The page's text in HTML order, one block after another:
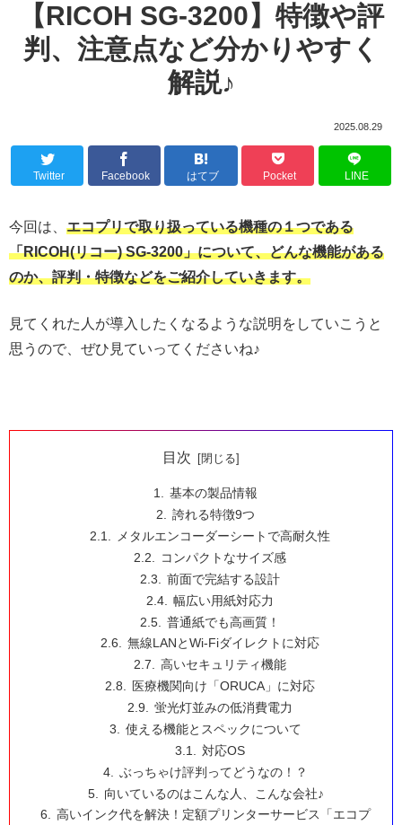
【RICOH SG-3200】特徴や評
判、注意点など分かりやすく
解説♪
2025.08.29
Twitter Facebook はてブ Pocket LINE
今回は、 エコプリで取り扱っている機種の１つである
「RICOH(リコー) SG-3200」について、どんな機能がある
のか、評判・特徴などをご紹介していきます。
見てくれた人が導入したくなるような説明をしていこうと
思うので、ぜひ見ていってくださいね♪
目次
基本の製品情報
誇れる特徴9つ
メタルエンコーダーシートで高耐久性
コンパクトなサイズ感
前面で完結する設計
幅広い用紙対応力
普通紙でも高画質！
無線LANとWi-Fiダイレクトに対応
高いセキュリティ機能
医療機関向け「ORUCA」に対応
蛍光灯並みの低消費電力
使える機能とスペックについて
対応OS
ぶっちゃけ評判ってどうなの！？
向いているのはこんな人、こんな会社♪
高いインク代を解決！定額プリンターサービス「エコプ